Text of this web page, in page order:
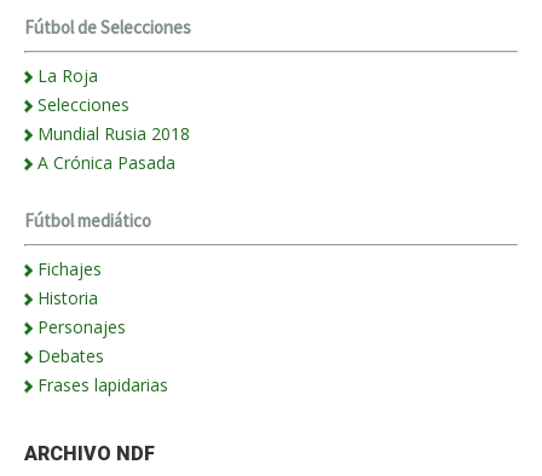
Fútbol de Selecciones
La Roja
Selecciones
Mundial Rusia 2018
A Crónica Pasada
Fútbol mediático
Fichajes
Historia
Personajes
Debates
Frases lapidarias
ARCHIVO NDF